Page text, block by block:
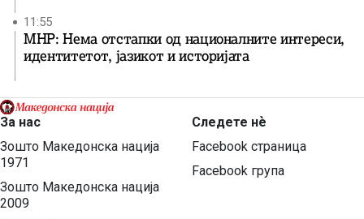
11:55
МНР: Нема отстапки од националните интереси,
идентитетот, јазикот и историјата
За нас
Зошто Македонска нација
1971
Зошто Македонска нација
2009
Следете нѐ
Facebook страница
Facebook група